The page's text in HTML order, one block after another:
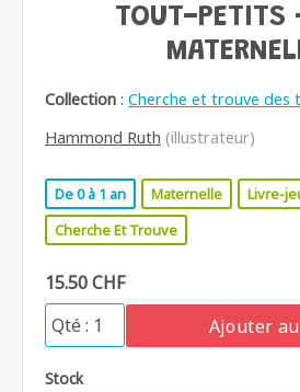
TOUT-
Collection : Cherche et trouve des
Hammond Ruth (illustrateur)
De 0 à 1 an Maternelle Livre-
Cherche Et Trouve
15.50 CHF
Ajouter
Stock